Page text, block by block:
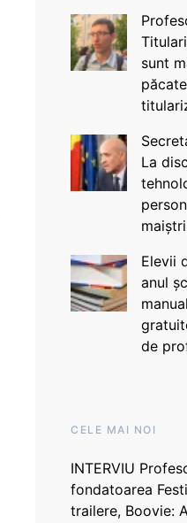
sunt
La
Elevii
anul
de
CELE MAI NOI
INTERVIU
fondatoarea
trailere, Boovie: